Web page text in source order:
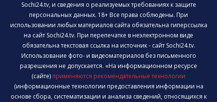
Sochi24.tv, и сведения о реализуемых требованиях к защите
персональных данных. 18+ Все права соблюдены. При
использовании любых материалов сайта обязательна гиперссылка
на сайт Sochi24.tv. При перепечатке в неэлектронном виде
обязательна текстовая ссылка на источник - сайт Sochi24.tv.
Использование фото- и видеоматериалов без письменного
разрешения не допускается. «На информационном ресурсе
(сайте) применяются рекомендательные технологии
(информационные технологии предоставления информации на
основе сбора, систематизации и анализа сведений, относящихся к